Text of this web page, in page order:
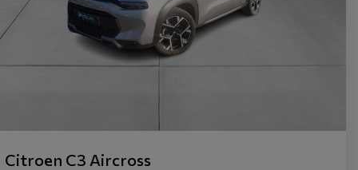
Citroen C3 Aircross